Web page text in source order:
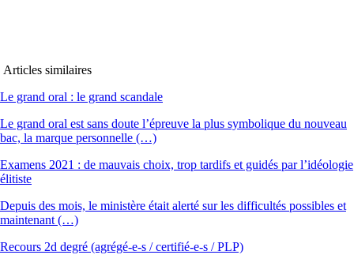
Articles similaires
Le grand oral : le grand scandale
Le grand oral est sans doute l’épreuve la plus symbolique du nouveau
bac, la marque personnelle (…)
Examens 2021 : de mauvais choix, trop tardifs et guidés par l’idéologie
élitiste
Depuis des mois, le ministère était alerté sur les difficultés possibles et
maintenant (…)
Recours 2d degré (agrégé-e-s / certifié-e-s / PLP)